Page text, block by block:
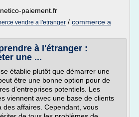
paiement.fr
vendre a l'etranger / commerce a
à l'étranger :
une ...
établie plutôt que démarrer une
être une bonne option pour de
d'entreprises potentiels. Les
viennent avec une base de clients
des affaires. Cependant, vous